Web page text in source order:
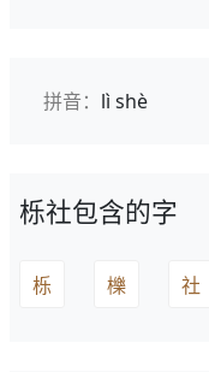
拼音： lì shè
栎社包含的字
栎 櫟 社